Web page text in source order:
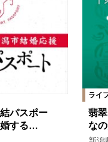
パスポー
婚する…
ライ
翡
な